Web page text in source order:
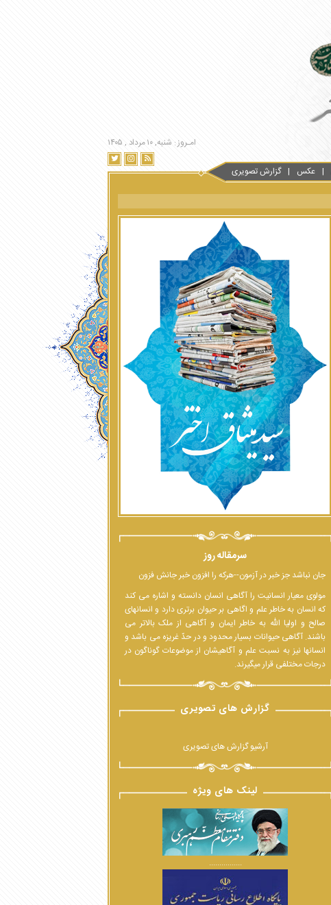
امـروز : شنبه, ۱۰ مرداد , ۱۴۰۵
عکس گزارش تصویری
سرمقاله روز
جان نباشد جز خبر در آزمون--هرکه را افزون خبر جانش فزون
مولوی معیار انسانیت را آگاهی انسان دانسته و اشاره می کند
که انسان به خاطر علم و اگاهی بر حیوان برتری دارد و انسانهای
صالح و اولیا الله به خاطر ایمان و آگاهی از ملک بالاتر می
باشند. آگاهی حیوانات بسیار محدود و در حدّ غریزه می باشد و
انسانها نیز به نسبت علم و آگاهیشان از موضوعات گوناگون در
درجات مختلفی قرار میگیرند.
گزارش های تصویری
آرشیو گزارش های تصویری
لینک های ویژه
................